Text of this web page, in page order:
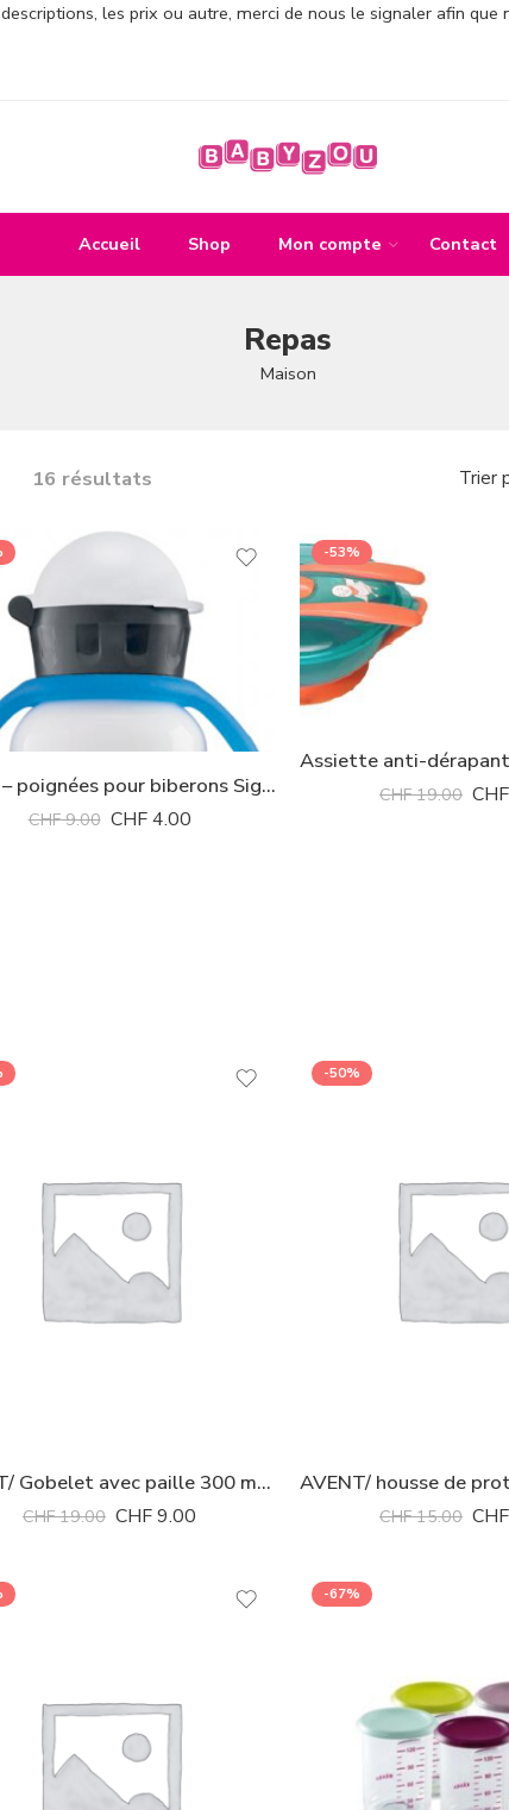
les prix ou autre, merci de nous le signaler afin
Accueil Shop Mon compte Contact
Repas
Maison
16 résultats Trier
Anses – poignées pour biberons Sigg *
CHF9.00 CHF4.00
-53%
CHF19.00 CHF
AVENT/ Gobelet avec paille 300 ml vert 300ml
CHF19.00 CHF9.00
-50%
CHF15.00 CHF
-67%